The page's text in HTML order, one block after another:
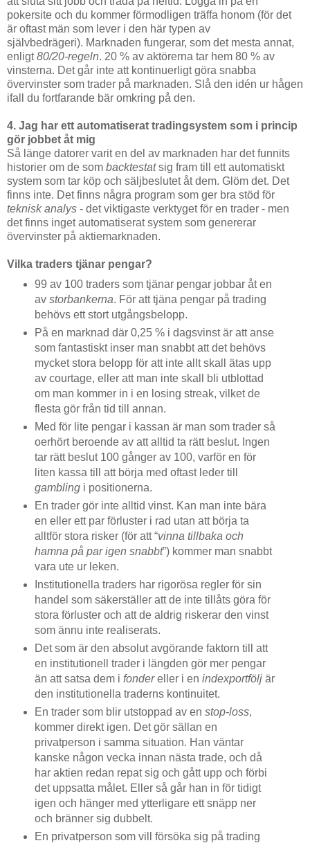
pokersite och du kommer förmodligen träffa honom (för det
är oftast män som lever i den här typen av
självbedrägeri). Marknaden fungerar, som det mesta annat,
enligt80/20-regeln. 20 % av aktörerna tar hem 80 % av
vinsterna. Det går inte att kontinuerligt göra snabba
övervinster som trader på marknaden. Slå den idén ur hågen
ifall du fortfarande bär omkring på den.
4. Jag har ett automatiserat tradingsystem som i princip
gör jobbet åt mig
Så länge datorer varit en del av marknaden har det funnits
historier om de som backtestatsig fram till ett automatiskt
system som tar köp och säljbeslutet åt dem. Glöm det. Det
finns inte. Det finns några program som ger bra stöd för
teknisk analys - det viktigaste verktyget för en trader - men
det finns inget automatiserat system som genererar
övervinster på aktiemarknaden.
Vilka traders tjänar pengar?
99 av 100 traders som tjänar pengar jobbar åt en
av storbankerna. För att tjäna pengar på trading
behövs ett stort utgångsbelopp.
På en marknad där 0,25 % i dagsvinst är att anse
som fantastiskt inser man snabbt att det behövs
mycket stora belopp för att inte allt skall ätas upp
av courtage, eller att man inte skall bli utblottad
om man kommer in i en losing streak, vilket de
flesta gör från tid till annan.
Med för lite pengar i kassan är man som trader så
oerhört beroende av att alltid ta rätt beslut. Ingen
tar rätt beslut 100 gånger av 100, varför en för
liten kassa till att börja med oftast leder till
gamblingi positionerna.
En trader gör inte alltid vinst. Kan man inte bära
en eller ett par förluster i rad utan att börja ta
alltför stora risker (för att “vinna tillbaka och
hamna på par igen snabbt”) kommer man snabbt
vara ute ur leken.
Institutionella traders har rigorösa regler för sin
handel som säkerställer att de inte tillåts göra för
stora förluster och att de aldrig riskerar den vinst
som ännu inte realiserats.
Det som är den absolut avgörande faktorn till att
en institutionell trader i längden gör mer pengar
än att satsa dem i fondereller i en indexportföljär
den institutionella traderns kontinuitet.
En trader som blir utstoppad av en stop-loss,
kommer direkt igen. Det gör sällan en
privatperson i samma situation. Han väntar
kanske någon vecka innan nästa trade, och då
har aktien redan repat sig och gått upp och förbi
det uppsatta målet. Eller så går han in för tidigt
igen och hänger med ytterligare ett snäpp ner
och bränner sig dubbelt.
En privatperson som vill försöka sig på trading